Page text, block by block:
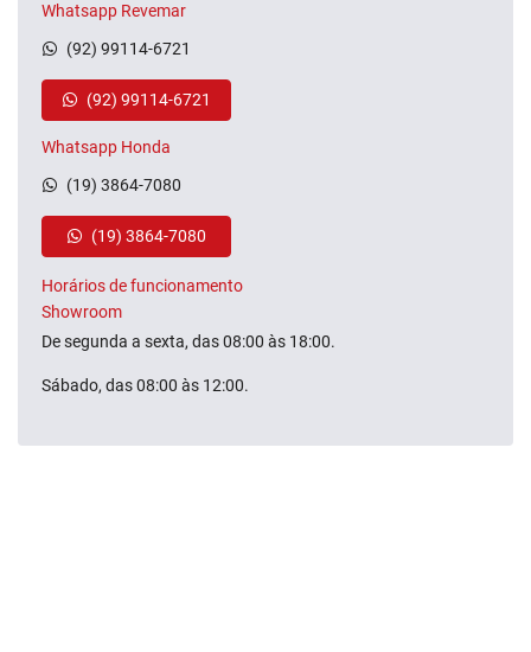
Whatsapp Revemar
(92) 99114-6721
(92) 99114-6721
Whatsapp Honda
(19) 3864-7080
(19) 3864-7080
Horários de funcionamento
Showroom
De segunda a sexta, das 08:00 às 18:00.
Sábado, das 08:00 às 12:00.